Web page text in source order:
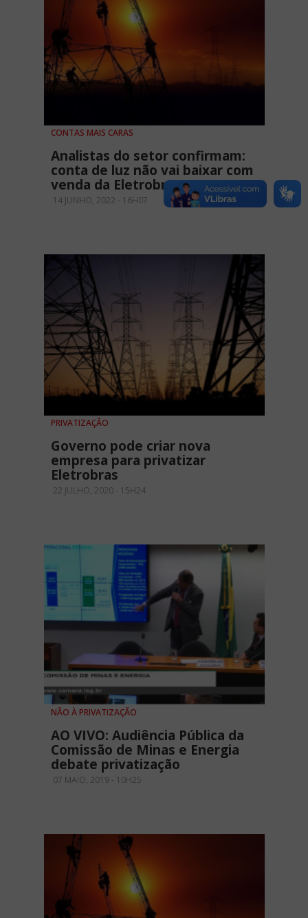
CONTAS MAIS CARAS
Analistas do setor confirmam:
conta de luz não vai baixar com
venda da Eletrobras
14 JUNHO, 2022 - 16H07
PRIVATIZAÇÃO
Governo pode criar nova
empresa para privatizar
Eletrobras
22 JULHO, 2020 - 15H24
NÃO À PRIVATIZAÇÃO
AO VIVO: Audiência Pública da
Comissão de Minas e Energia
debate privatização
07 MAIO, 2019 - 10H25